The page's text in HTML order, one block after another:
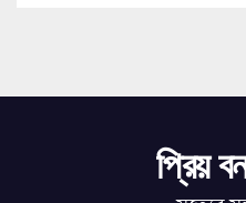
প্রিয়